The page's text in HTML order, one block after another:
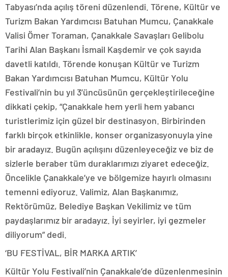
Tabyası’nda açılış töreni düzenlendi. Törene, Kültür ve
Turizm Bakan Yardımcısı Batuhan Mumcu, Çanakkale
Valisi Ömer Toraman, Çanakkale Savaşları Gelibolu
Tarihi Alan Başkanı İsmail Kaşdemir ve çok sayıda
davetli katıldı. Törende konuşan Kültür ve Turizm
Bakan Yardımcısı Batuhan Mumcu, Kültür Yolu
Festivali’nin bu yıl 3’üncüsünün gerçekleştirileceğine
dikkati çekip, “Çanakkale hem yerli hem yabancı
turistlerimiz için güzel bir destinasyon. Birbirinden
farklı birçok etkinlikle, konser organizasyonuyla yine
bir aradayız. Bugün açılışını düzenleyeceğiz ve biz de
sizlerle beraber tüm duraklarımızı ziyaret edeceğiz.
Öncelikle Çanakkale’ye ve bölgemize hayırlı olmasını
temenni ediyoruz. Valimiz, Alan Başkanımız,
Rektörümüz, Belediye Başkan Vekilimiz ve tüm
paydaşlarımız bir aradayız. İyi seyirler, iyi gezmeler
diliyorum” dedi.
‘BU FESTİVAL, BİR MARKA ARTIK’
Kültür Yolu Festivali’nin Çanakkale’de düzenlenmesinin